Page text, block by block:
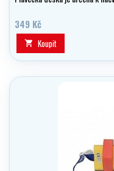
349 Kč
 Koupit